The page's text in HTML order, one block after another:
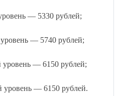
— 5330 рублей;
— 5740 рублей;
— 6150 рублей;
уровень — 6150 рублей.